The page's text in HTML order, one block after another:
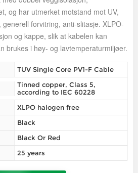
og har utmerket motstand mot UV,
forvitring, anti-slitasje. XLPO-
og kappe, slik at kabelen kan
brukes i høy- og lavtemperaturmiljøer.
TUV Single Core PV1-F Cable
Tinned copper, Class 5,
according to IEC 60228
XLPO halogen free
Black
Black Or Red
25 years